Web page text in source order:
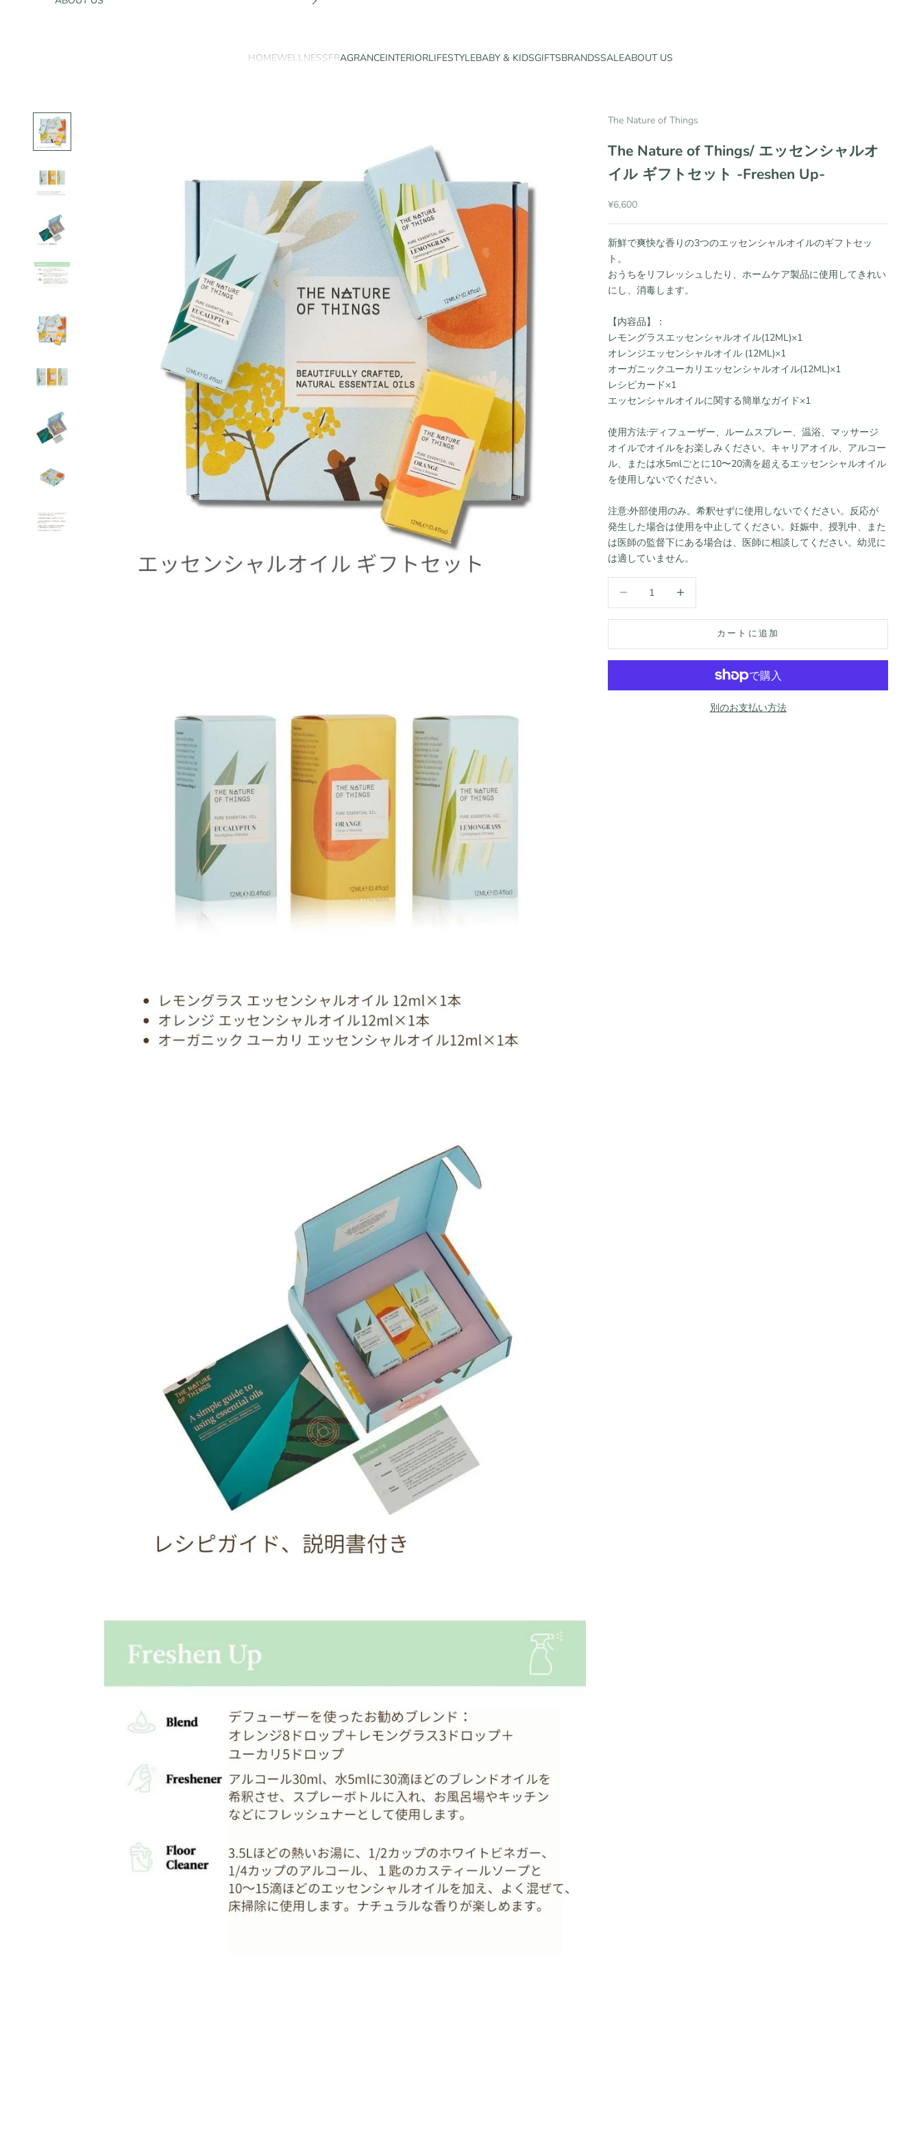
HOMEWELLNESSFRAGRANCEINTERIORLIFESTYLEBABY & KIDSGIFTSBRANDSSALEABOUT US
The Nature of Things
The Nature of Things/ エッセンシャルオ
イル ギフトセット -Freshen Up-
セール価格
¥6,600
新鮮で爽快な香りの3つのエッセンシャルオイルのギフトセッ
ト。
おうちをリフレッシュしたり、ホームケア製品に使用してきれい
にし、消毒します。
【内容品】：
レモングラスエッセンシャルオイル(12ML)×1
オレンジエッセンシャルオイル (12ML)×1
オーガニックユーカリエッセンシャルオイル(12ML)×1
レシピカード×1
エッセンシャルオイルに関する簡単なガイド×1
使用方法:ディフューザー、ルームスプレー、温浴、マッサージ
オイルでオイルをお楽しみください。キャリアオイル、アルコー
ル、または水5mlごとに10〜20滴を超えるエッセンシャルオイル
を使用しないでください。
注意:外部使用のみ。希釈せずに使用しないでください。反応が
発生した場合は使用を中止してください。妊娠中、授乳中、また
は医師の監督下にある場合は、医師に相談してください。幼児に
は適していません。
カートに追加
別のお支払い方法